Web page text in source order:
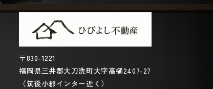
〒830-1221
福岡県三井郡大刀洗町大字高樋2407-27
（筑後小郡インター近く）